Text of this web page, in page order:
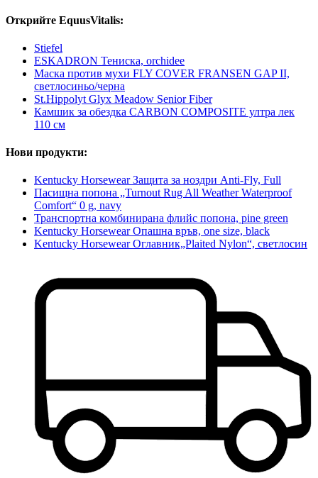
Открийте EquusVitalis:
Stiefel
ESKADRON Тениска, orchidee
Маска против мухи FLY COVER FRANSEN GAP II,
светлосиньо/черна
St.Hippolyt Glyx Meadow Senior Fiber
Камшик за обездка CARBON COMPOSITE ултра лек
110 см
Нови продукти:
Kentucky Horsewear Защита за ноздри Anti-Fly, Full
Пасищна попона „Turnout Rug All Weather Waterproof
Comfort“ 0 g, navy
Транспортна комбинирана флийс попона, pine green
Kentucky Horsewear Опашна връв, one size, black
Kentucky Horsewear Оглавник„Plaited Nylon“, светлосин